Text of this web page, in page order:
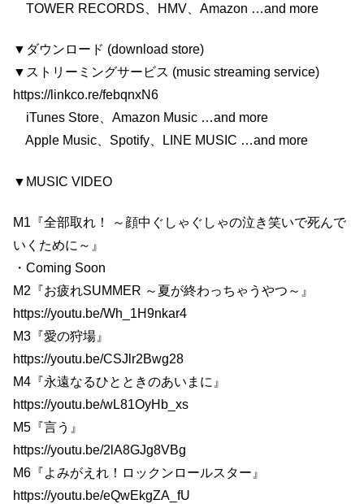
TOWER RECORDS、HMV、Amazon …and more
▼ダウンロード (download store)
▼ストリーミングサービス (music streaming service)
https://linkco.re/febqnxN6
iTunes Store、Amazon Music …and more
Apple Music、Spotify、LINE MUSIC …and more
▼MUSIC VIDEO
M1『全部取れ！ ～顔中ぐしゃぐしゃの泣き笑いで死んで
いくために～』
・Coming Soon
M2『お疲れSUMMER ～夏が終わっちゃうやつ～』
https://youtu.be/Wh_1H9nkar4
M3『愛の狩場』
https://youtu.be/CSJlr2Bwg28
M4『永遠なるひとときのあいまに』
https://youtu.be/wL81OyHb_xs
M5『言う』
https://youtu.be/2lA8GJg8VBg
M6『よみがえれ！ロックンロールスター』
https://youtu.be/eQwEkgZA_fU